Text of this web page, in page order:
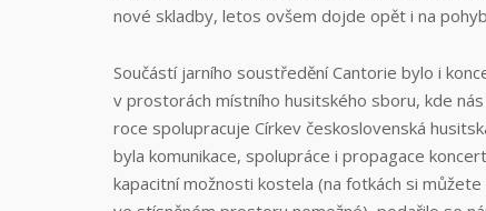
nové skladby, letos ovšem dojde opět i na
Součástí jarního soustředění Cantorie bylo i
v prostorách místního husitského sboru, kde
roce spolupracuje Církev československá
byla komunikace, spolupráce i propagace
kapacitní možnosti kostela (na fotkách si